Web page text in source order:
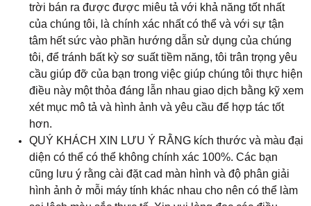
trời bán ra được được miêu tả với khả năng tốt nhất
của chúng tôi, là chính xác nhất có thể và với sự tận
tâm hết sức vào phần hướng dẫn sử dụng của chúng
tôi, để tránh bất kỳ sơ suất tiềm năng, tôi trân trọng yêu
cầu giúp đỡ của bạn trong việc giúp chúng tôi thực hiện
điều này một thỏa đáng lẫn nhau giao dịch bằng kỹ xem
xét mục mô tả và hình ảnh và yêu cầu để hợp tác tốt
hơn.
QUÝ KHÁCH XIN LƯU Ý RẰNG kích thước và màu đại
diện có thể có thể không chính xác 100%. Các bạn
cũng lưu ý rằng cài đặt cad màn hình và độ phân giải
hình ảnh ở mỗi máy tính khác nhau cho nên có thể làm